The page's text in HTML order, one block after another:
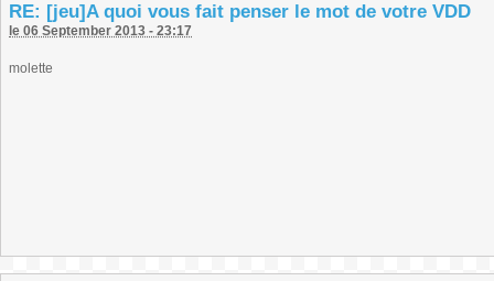
RE: [jeu]A quoi vous fait penser le mot de votre VDD
le 06 September 2013 - 23:17
molette